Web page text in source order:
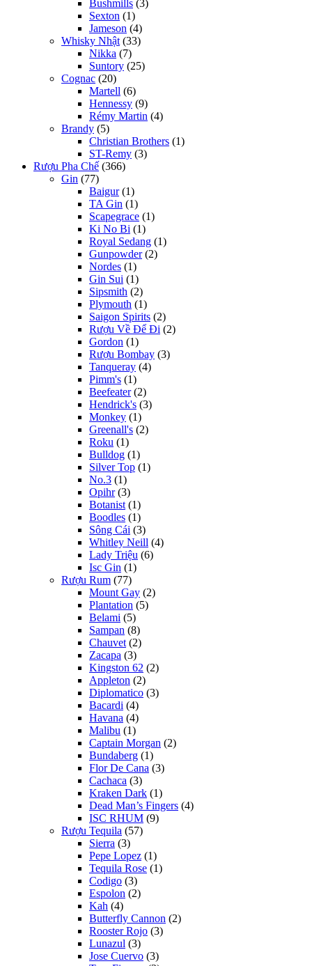
Bushmills (3)
Sexton (1)
Jameson (4)
Whisky Nhật (33)
Nikka (7)
Suntory (25)
Cognac (20)
Martell (6)
Hennessy (9)
Rémy Martin (4)
Brandy (5)
Christian Brothers (1)
ST-Remy (3)
Rượu Pha Chế (366)
Gin (77)
Baigur (1)
TA Gin (1)
Scapegrace (1)
Ki No Bi (1)
Royal Sedang (1)
Gunpowder (2)
Nordes (1)
Gin Sui (1)
Sipsmith (2)
Plymouth (1)
Saigon Spirits (2)
Rượu Về Để Đi (2)
Gordon (1)
Rượu Bombay (3)
Tanqueray (4)
Pimm's (1)
Beefeater (2)
Hendrick's (3)
Monkey (1)
Greenall's (2)
Roku (1)
Bulldog (1)
Silver Top (1)
No.3 (1)
Opihr (3)
Botanist (1)
Boodles (1)
Sông Cái (3)
Whitley Neill (4)
Lady Triệu (6)
Isc Gin (1)
Rượu Rum (77)
Mount Gay (2)
Plantation (5)
Belami (5)
Sampan (8)
Chauvet (2)
Zacapa (3)
Kingston 62 (2)
Appleton (2)
Diplomatico (3)
Bacardi (4)
Havana (4)
Malibu (1)
Captain Morgan (2)
Bundaberg (1)
Flor De Cana (3)
Cachaca (3)
Kraken Dark (1)
Dead Man’s Fingers (4)
ISC RHUM (9)
Rượu Tequila (57)
Sierra (3)
Pepe Lopez (1)
Tequila Rose (1)
Codigo (3)
Espolon (2)
Kah (4)
Butterfly Cannon (2)
Rooster Rojo (3)
Lunazul (3)
Jose Cuervo (3)